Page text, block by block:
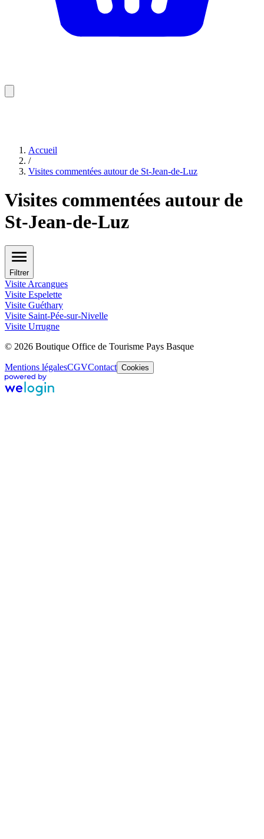
Accueil
/
Visites commentées autour de St-Jean-de-Luz
Visites commentées autour de
St-Jean-de-Luz
Filtrer
Visite Arcangues
Visite Espelette
Visite Guéthary
Visite Saint-Pée-sur-Nivelle
Visite Urrugne
© 2026 Boutique Office de Tourisme Pays Basque
Mentions légalesCGVContact Cookies